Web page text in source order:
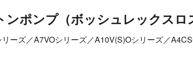
ンポンプ（ボッシュレックスロ
ーズ／A7VOシリーズ／A10V(S)Oシリーズ／